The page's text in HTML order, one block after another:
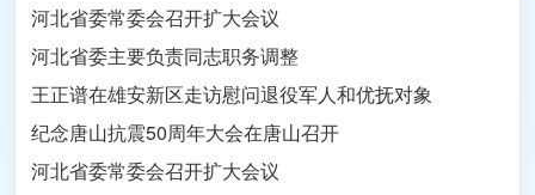
河北省委常委会召开扩大会议
河北省委主要负责同志职务调整
王正谱在雄安新区走访慰问退役军人和优抚对象
纪念唐山抗震50周年大会在唐山召开
河北省委常委会召开扩大会议